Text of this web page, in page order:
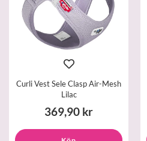
Curli Vest Sele Clasp Air-Mesh
Lilac
369,90 kr